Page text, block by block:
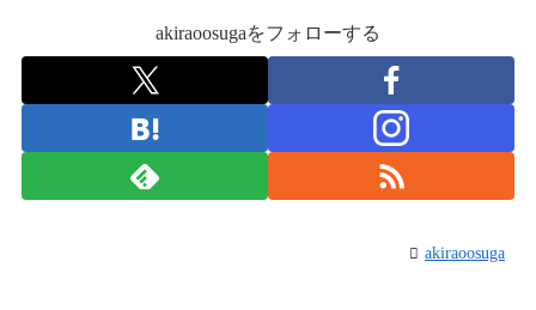
akiraoosugaをフォローする
akiraoosuga